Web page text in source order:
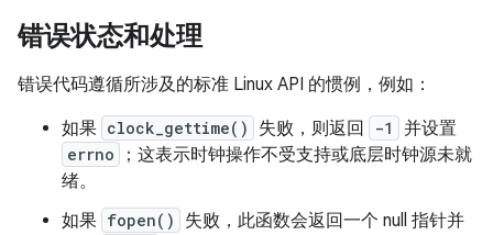
错误状态和处理
错误代码遵循所涉及的标准 Linux API 的惯例，例如：
如果 clock_gettime() 失败，则返回 -1 并设置
errno
；这表示时钟操作不受支持或底层时钟源未就
绪。
如果 fopen()
失败，此函数会返回一个 null 指针并